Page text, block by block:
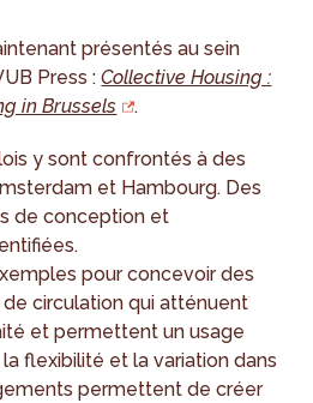
présentés au sein
Press :Collective Housing :
in Brussels
.
y sont confrontés à des
et Hambourg. Des
de conception et
pour concevoir des
circulation qui atténuent
et permettent un usage
flexibilité et la variation dans
permettent de créer